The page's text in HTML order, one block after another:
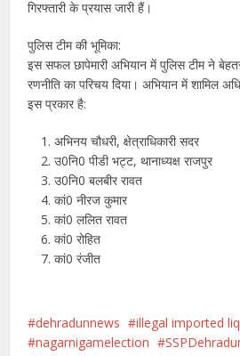
गिरफ्तारी के प्रयास जारी हैं।
पुलिस टीम की भूमिका:
इस सफल छापेमारी अभियान में पुलिस टीम ने
रणनीति का परिचय दिया। अभियान में शामिल
इस प्रकार है:
अभिनय चौधरी, क्षेत्राधिकारी सदर
उ0नि0 पीडी भट्ट, थानाध्यक्ष राजपुर
उ0नि0 बलबीर रावत
कां0 नीरज कुमार
कां0 ललित रावत
कां0 रोहित
कां0 रंजीत
dehradunnews
illegal imported
nagarnigamelection